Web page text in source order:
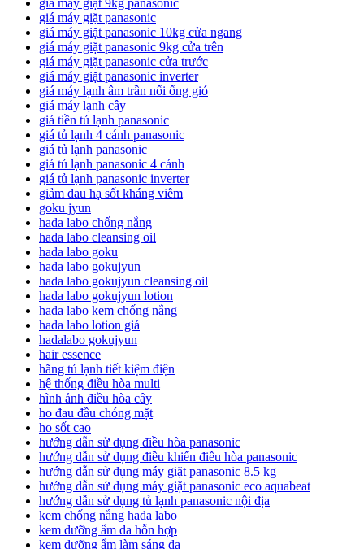
giá máy giặt panasonic
giá máy giặt panasonic 10kg cửa ngang
giá máy giặt panasonic 9kg cửa trên
giá máy giặt panasonic cửa trước
giá máy giặt panasonic inverter
giá máy lạnh âm trần nối ống gió
giá máy lạnh cây
giá tiền tủ lạnh panasonic
giá tủ lạnh 4 cánh panasonic
giá tủ lạnh panasonic
giá tủ lạnh panasonic 4 cánh
giá tủ lạnh panasonic inverter
giảm đau hạ sốt kháng viêm
goku jyun
hada labo chống nắng
hada labo cleansing oil
hada labo goku
hada labo gokujyun
hada labo gokujyun cleansing oil
hada labo gokujyun lotion
hada labo kem chống nắng
hada labo lotion giá
hadalabo gokujyun
hair essence
hãng tủ lạnh tiết kiệm điện
hệ thống điều hòa multi
hình ảnh điều hòa cây
ho đau đầu chóng mặt
ho sốt cao
hướng dẫn sử dụng điều hòa panasonic
hướng dẫn sử dụng điều khiển điều hòa panasonic
hướng dẫn sử dụng máy giặt panasonic 8.5 kg
hướng dẫn sử dụng máy giặt panasonic eco aquabeat
hướng dẫn sử dụng tủ lạnh panasonic nội địa
kem chống nắng hada labo
kem dưỡng ẩm da hỗn hợp
kem dưỡng ẩm làm sáng da